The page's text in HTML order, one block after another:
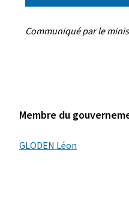
l
e
Communiqué par le
Membre du
GLODEN Léon